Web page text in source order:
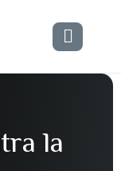
trala